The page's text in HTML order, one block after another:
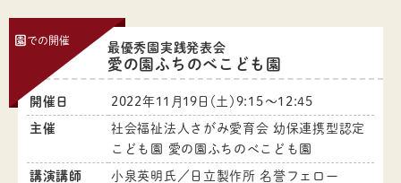
園での開催
最優秀園実践発表会
愛の園ふちのべこども園
開催日 2022年11月19日（土）9:15〜12:45
主催
社会福祉法人さがみ愛育会 幼保連携型認定
こども園 愛の園ふちのべこども園
講演講師
小泉英明氏／日立製作所 名誉フェロー